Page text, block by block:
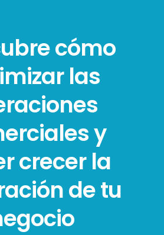
cómo
las
y
crecer la
de tu